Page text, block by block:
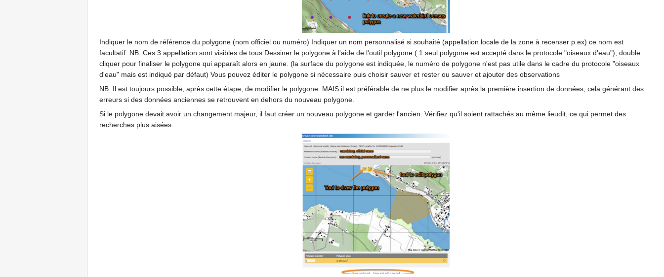
Indiquer le nom de référence du polygone (nom officiel ou numéro) Indiquer un nom personnalisé si souhaité (appellation locale de la zone à recenser p.ex) ce nom est
facultatif. NB: Ces 3 appellation sont visibles de tous Dessiner le polygone à l'aide de l'outil polygone ( 1 seul polygone est accepté dans le protocole "oiseaux d'eau"), double
cliquer pour finaliser le polygone qui apparaît alors en jaune. (la surface du polygone est indiquée, le numéro de polygone n'est pas utile dans le cadre du protocole "oiseaux
d'eau" mais est indiqué par défaut) Vous pouvez éditer le polygone si nécessaire puis choisir sauver et rester ou sauver et ajouter des observations
NB: Il est toujours possible, après cette étape, de modifier le polygone. MAIS il est préférable de ne plus le modifier après la première insertion de données, cela générant des
erreurs si des données anciennes se retrouvent en dehors du nouveau polygone.
Si le polygone devait avoir un changement majeur, il faut créer un nouveau polygone et garder l'ancien. Vérifiez qu'il soient rattachés au même lieudit, ce qui permet des
recherches plus aisées.